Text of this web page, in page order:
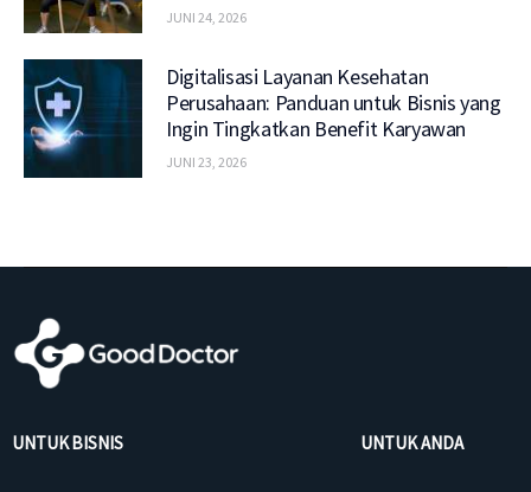
JUNI 24, 2026
Digitalisasi Layanan Kesehatan
Perusahaan: Panduan untuk Bisnis yang
Ingin Tingkatkan Benefit Karyawan
JUNI 23, 2026
UNTUK BISNIS UNTUK ANDA